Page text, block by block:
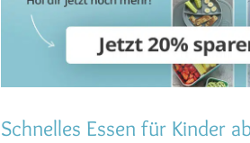
Schnelles Essen für Kinder